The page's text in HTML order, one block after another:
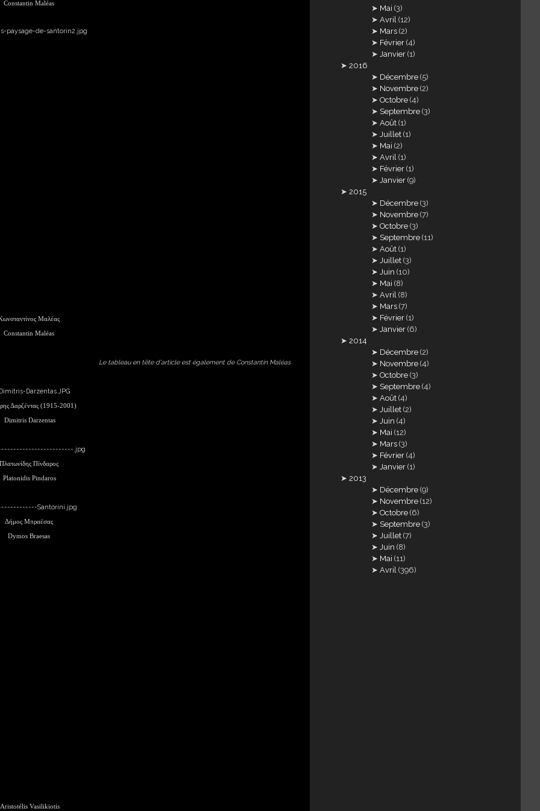
Constantin Maléas
Μαλέας
Constantin Maléas
Le tableau en tête d'article est également de Constantin Maléas
Δαρζέντας (1915-2001)
Dimitris Darzentas
Πλατωνίδης Πίνδαρος
Platonidis Pindaros
Δήμος Μπραέσας
Dymos Braesas
Aristotélis Vasilikiotis
Mai (3)
Avril (12)
Mars (2)
Février (4)
Janvier (1)
2016
Décembre (5)
Novembre (2)
Octobre (4)
Septembre (3)
Août (1)
Juillet (1)
Mai (2)
Avril (1)
Février (1)
Janvier (9)
2015
Décembre (3)
Novembre (7)
Octobre (3)
Septembre (11)
Août (1)
Juillet (3)
Juin (10)
Mai (8)
Avril (8)
Mars (7)
Février (1)
Janvier (6)
2014
Décembre (2)
Novembre (4)
Octobre (3)
Septembre (4)
Août (4)
Juillet (2)
Juin (4)
Mai (12)
Mars (3)
Février (4)
Janvier (1)
2013
Décembre (9)
Novembre (12)
Octobre (6)
Septembre (3)
Juillet (7)
Juin (8)
Mai (11)
Avril (396)